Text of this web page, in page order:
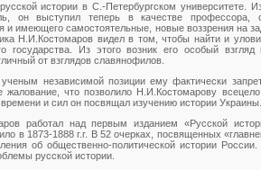
истории в С.-Петербургском университете.
он выступил теперь в качестве профессора,
и имеющего самостоятельные, новые воззрения на
Н.И.Костомаров видел в том, чтобы найти и
государства. Из этого возник его особый
от взглядов славянофилов.
независимой позиции ему фактически
что позволило Н.И.Костомарову всецело
и сил он посвящал изучению истории Украины.
работал над первым изданием «Русской
в 1873-1888 г.г. В 52 очерках, посвященных
об общественно-политической истории России.
русской истории.